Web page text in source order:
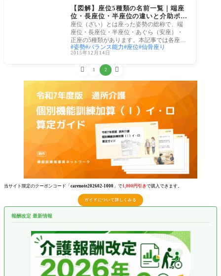
【図解】座位5種類の名前一覧｜端座
位・長座位・半座位の違いと介助ポイ
ント
座位（ざい）とは座った姿勢の総称で、端
座位・長座位・半座位・あぐら（安座）・
正座の5種類があります。本記事では各座位
の名
姿勢 バランス能力 座位 仙骨座り
2015年12月14日
 1 2 
当サイト限定のクーポンコード「 carenote202602-1000 」で1,000円引きで購入できます。
ガイドについて詳しくみる
報酬改定 最新情報